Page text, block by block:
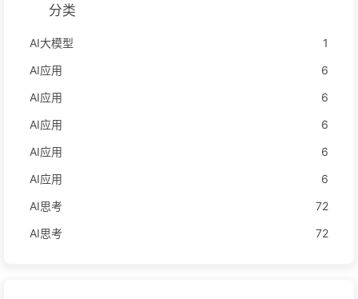
分类
AI大模型
1
AI应用
6
AI应用
6
AI应用
6
AI应用
6
AI应用
6
AI思考
72
AI思考
72